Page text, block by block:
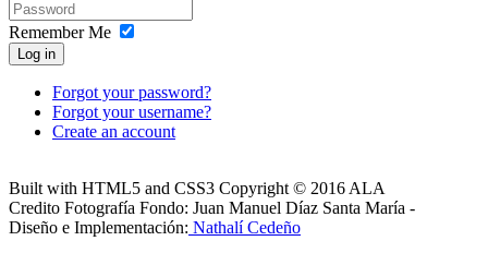
Remember Me
Log in
Forgot your password?
Forgot your username?
Create an account
Built with HTML5 and CSS3 Copyright © 2016 ALA
Credito Fotografía Fondo: Juan Manuel Díaz Santa María -
Diseño e Implementación: Nathalí Cedeño